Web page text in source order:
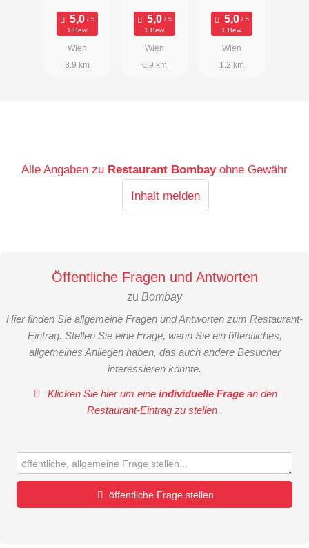
1 Bew.
Wien
3.9 km
1 Bew.
Wien
0.9 km
1 Bew.
Wien
1.2 km
Alle Angaben zu Restaurant Bombay ohne Gewähr
Inhalt melden
Öffentliche Fragen und Antworten
zu Bombay
Hier finden Sie allgemeine Fragen und Antworten zum Restaurant-
Eintrag. Stellen Sie eine Frage, wenn Sie ein öffentliches,
allgemeines Anliegen haben, das auch andere Besucher
interessieren könnte.
Klicken Sie hier um eineindividuelle Frage an den
Restaurant-Eintrag zu stellen .
öffentliche Frage stellen